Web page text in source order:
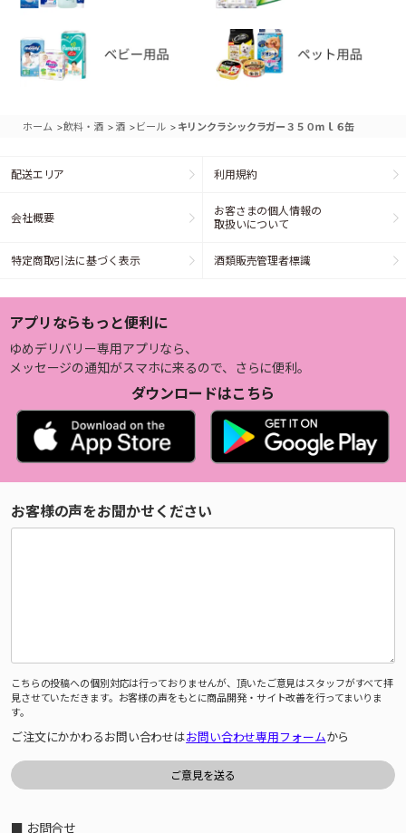
ホーム >飲料・酒 > 酒 > ビール > キリンクラシックラガー３５０ｍｌ６缶
配送エリア 利用規約
会社概要
お客さまの個人情報の
取扱いについて
特定商取引法に基づく表示 酒類販売管理者標識
アプリならもっと便利に
ゆめデリバリー専用アプリなら、
メッセージの通知がスマホに来るので、さらに便利。
ダウンロードはこちら
お客様の声をお聞かせください
こちらの投稿への個別対応は行っておりませんが、頂いたご意見はスタッフがすべて拝
見させていただきます。お客様の声をもとに商品開発・サイト改善を行ってまいりま
す。
ご注文にかかわるお問い合わせはお問い合わせ専用フォームから
■ お問合せ